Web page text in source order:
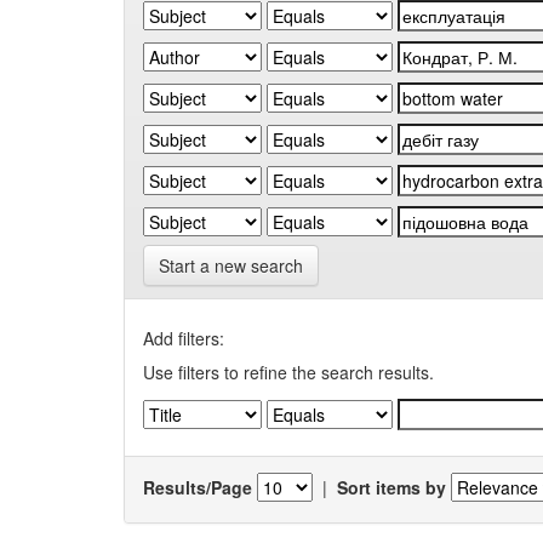
Start a new search
Add filters:
Use filters to refine the search results.
Results/Page | Sort items by